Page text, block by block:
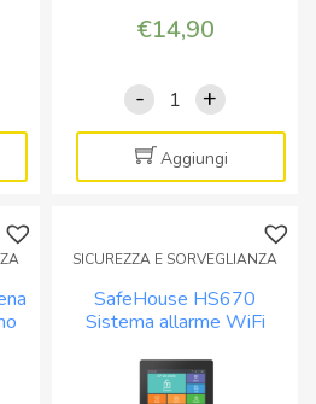
€14,90
-
Radiocomando
aggiuntivo
per
antifurto
quantità
+
Aggiungi
SICUREZZA E SORVEGLIANZA
SafeHouse HS670
Sistema allarme WiFi
App Tuya